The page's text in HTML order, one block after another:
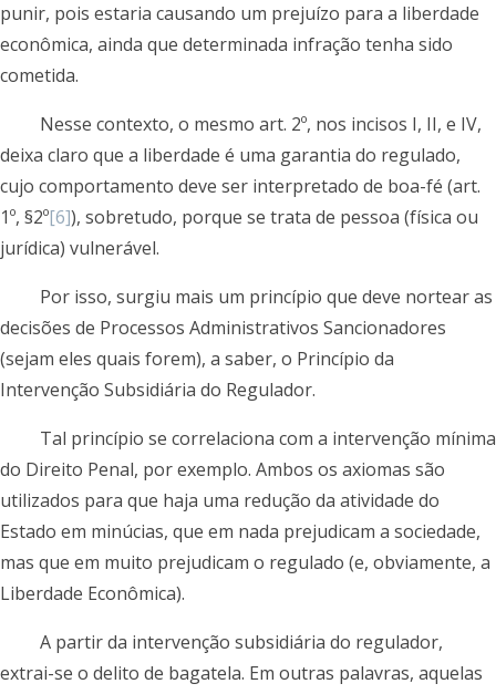
punir, pois estaria causando um prejuízo para a liberdade
econômica, ainda que determinada infração tenha sido
cometida.
Nesse contexto, o mesmo art. 2º, nos incisos I, II, e IV,
deixa claro que a liberdade é uma garantia do regulado,
cujo comportamento deve ser interpretado de boa-fé (art.
1º, §2º[6]), sobretudo, porque se trata de pessoa (física ou
jurídica) vulnerável.
Por isso, surgiu mais um princípio que deve nortear as
decisões de Processos Administrativos Sancionadores
(sejam eles quais forem), a saber, o Princípio da
Intervenção Subsidiária do Regulador.
Tal princípio se correlaciona com a intervenção mínima
do Direito Penal, por exemplo. Ambos os axiomas são
utilizados para que haja uma redução da atividade do
Estado em minúcias, que em nada prejudicam a sociedade,
mas que em muito prejudicam o regulado (e, obviamente, a
Liberdade Econômica).
A partir da intervenção subsidiária do regulador,
extrai-se o delito de bagatela. Em outras palavras, aquelas